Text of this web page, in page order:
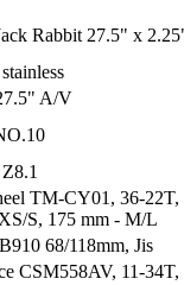
Rabbit 27.5" x
A/V
TM-CY01, 36-22T,
S, 175 mm - M/L
68/118mm, Jis
CSM558AV, 11-